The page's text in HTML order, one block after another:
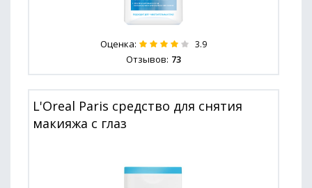
Оценка: 3.9
Отзывов: 73
L'Oreal Paris средство для снятия
макияжа с глаз